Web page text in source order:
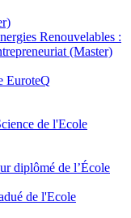
Renouvelables :
(Master)
EuroteQ
de l'Ecole
diplômé de l’École
de l'Ecole